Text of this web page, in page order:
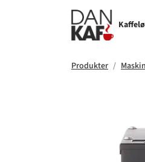
Produkter